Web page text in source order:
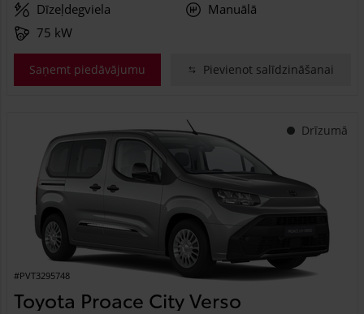
Dīzeļdegviela
Manuālā
75 kW
Saņemt piedāvājumu Pievienot salīdzināšanai
Drīzumā
#PVT3295748
Toyota Proace City Verso